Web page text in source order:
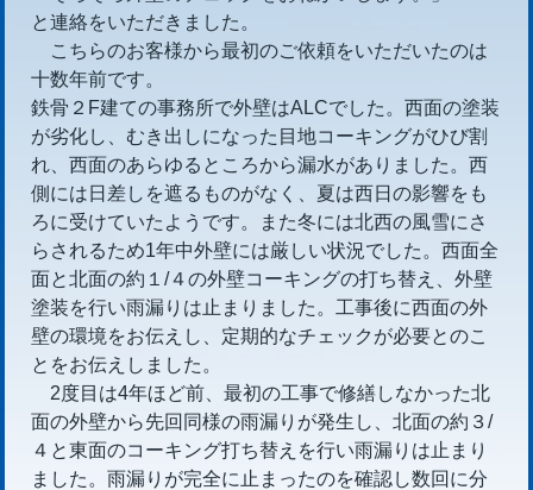
と連絡をいただきました。
こちらのお客様から最初のご依頼をいただいたのは
十数年前です。
鉄骨２F建ての事務所で外壁はALCでした。西面の塗装
が劣化し、むき出しになった目地コーキングがひび割
れ、西面のあらゆるところから漏水がありました。西
側には日差しを遮るものがなく、夏は西日の影響をも
ろに受けていたようです。また冬には北西の風雪にさ
らされるため1年中外壁には厳しい状況でした。西面全
面と北面の約１/４の外壁コーキングの打ち替え、外壁
塗装を行い雨漏りは止まりました。工事後に西面の外
壁の環境をお伝えし、定期的なチェックが必要とのこ
とをお伝えしました。
2度目は4年ほど前、最初の工事で修繕しなかった北
面の外壁から先回同様の雨漏りが発生し、北面の約３/
４と東面のコーキング打ち替えを行い雨漏りは止まり
ました。雨漏りが完全に止まったのを確認し数回に分